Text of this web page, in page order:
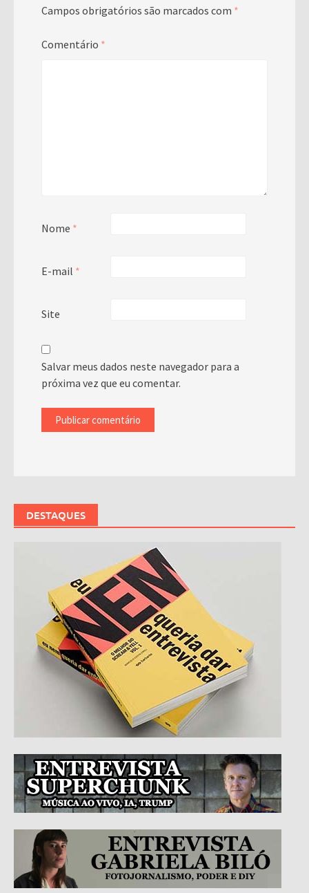
Campos obrigatórios são marcados com *
Comentário *
Nome *
E-mail *
Site
Salvar meus dados neste navegador para a
próxima vez que eu comentar.
DESTAQUES